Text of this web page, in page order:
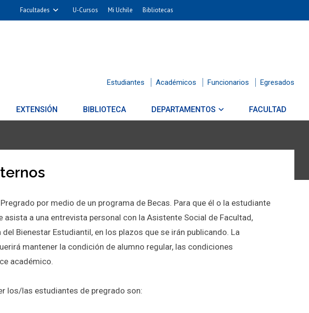
Facultades U-Cursos Mi Uchile Bibliotecas
Estudiantes Académicos Funcionarios Egresados
EXTENSIÓN BIBLIOTECA DEPARTAMENTOS FACULTAD
por medio de un programa de Becas. Para que él o la estudiante
a una entrevista personal con la Asistente Social de Facultad,
Bienestar Estudiantil, en los plazos que se irán publicando. La
mantener la condición de alumno regular, las condiciones
académico.
los/las estudiantes de pregrado son: